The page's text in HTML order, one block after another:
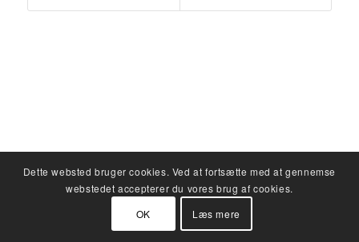
Dette websted bruger cookies. Ved at fortsætte med at gennemse
webstedet accepterer du vores brug af cookies.
OK
Læs mere